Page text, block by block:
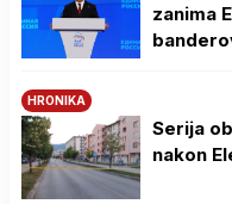
zanima
HRONIKA
Serija
nakon